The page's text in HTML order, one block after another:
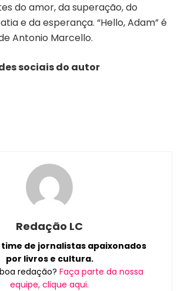
do amor, da superação, do
e da esperança. “Hello, Adam” é
Antonio Marcello.
sociais do autor
Redação LC
time de jornalistas apaixonados
por livros e cultura.
redação? Faça parte da nossa
equipe, clique aqui.